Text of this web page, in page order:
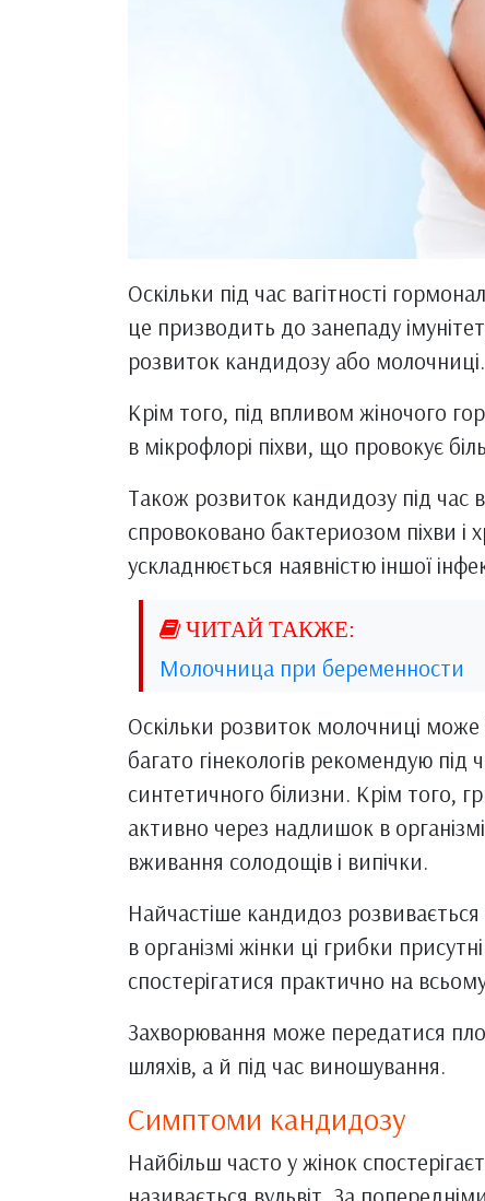
Оскільки під час вагітності
це призводить до занепаду
розвиток кандидозу або молочниці.
Крім того, під впливом жіночого
в мікрофлорі піхви, що провокує
Також розвиток кандидозу під
спровоковано бактериозом піхви і
ускладнюється наявністю іншої
Молочница при беременности
Оскільки розвиток молочниці
багато гінекологів рекомендую під
синтетичного білизни. Крім того,
активно через надлишок в
вживання солодощів і випічки.
Найчастіше кандидоз
в організмі жінки ці грибки
спостерігатися практично на всьому
Захворювання може передатися
шляхів, а й під час виношування.
Симптоми кандидозу
Найбільш часто у жінок